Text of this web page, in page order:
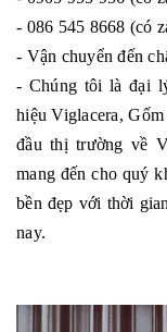
- 086 545 8668 (có
- Vận chuyển đến
- Chúng tôi là đại
hiệu Viglacera,
đầu thị trường về
mang đến cho quý
bền đẹp với thời
nay.